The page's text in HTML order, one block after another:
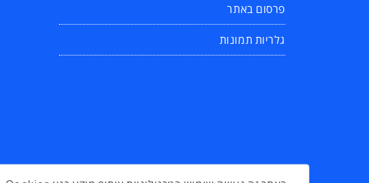
פרסום באתר
גלריות תמונות